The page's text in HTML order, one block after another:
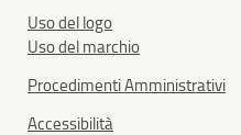
Uso del logo
Uso del marchio
Procedimenti Amministrativi
Accessibilità